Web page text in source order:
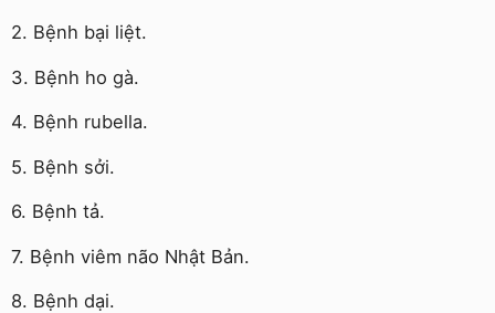
2. Bệnh bại liệt.
3. Bệnh ho gà.
4. Bệnh rubella.
5. Bệnh sởi.
6. Bệnh tả.
7. Bệnh viêm não Nhật Bản.
8. Bệnh dại.